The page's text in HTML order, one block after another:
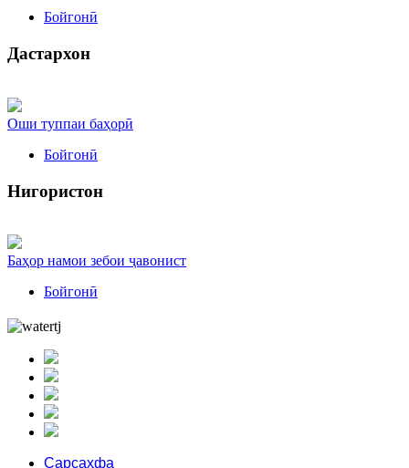
Бойгонӣ
Дастархон
Оши туппаи баҳорӣ
Бойгонӣ
Нигористон
Баҳор намои зебои ҷавонист
Бойгонӣ
Сарсаҳфа